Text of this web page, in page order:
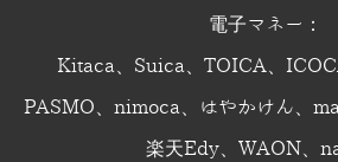
電子マネー：
Kitaca、Suica、TOICA、
PASMO、nimoca、はやかけん、
楽天Edy、WAON、